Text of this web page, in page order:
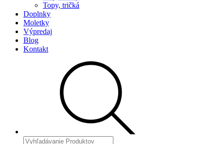
Topy, tričká
Doplnky
Moletky
Výpredaj
Blog
Kontakt